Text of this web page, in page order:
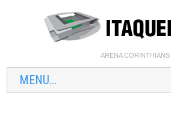
ARENA CORINTHIANS
MENU...